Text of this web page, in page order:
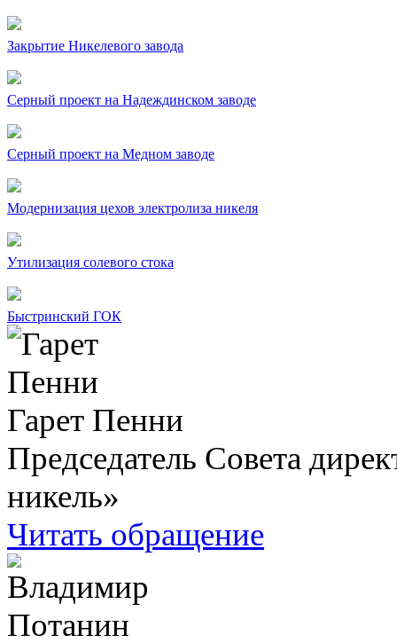
Закрытие Никелевого завода
Серный проект на Надеждинском заводе
Серный проект на Медном заводе
Модернизация цехов электролиза никеля
Утилизация солевого стока
Быстринский ГОК
Гарет Пенни
Председатель Совета
никель»
Читать обращение